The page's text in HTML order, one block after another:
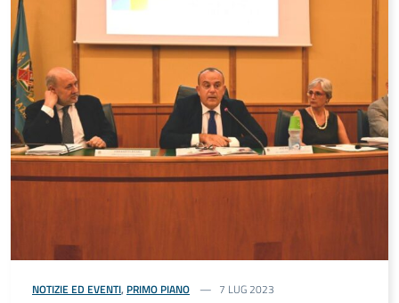
NOTIZIE ED EVENTI, PRIMO PIANO 7 LUG 2023